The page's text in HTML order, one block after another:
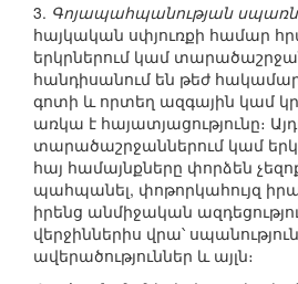
3. Գոյապահպանության
հայկական սփյուռքի համար
երկրներում կամ
հանդիսանում են թեժ
գոտի և որտեղ ազգային կամ
առկա է հայատյացությունը։
տարածաշրջաններում կամ
հայ համայնքները փորձեն
պահպանել, փոթորկահույզ
իրենց անմիջական
վերջիններիս վրա՝
ավերածություններ և այլն։